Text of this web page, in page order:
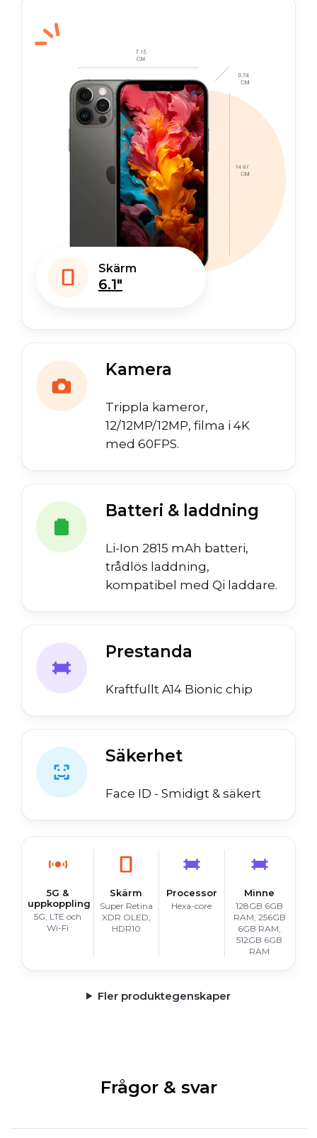
Skärm
6.1"
Kamera
Trippla kameror,
12/12MP/12MP, filma i 4K
med 60FPS.
Batteri & laddning
Li-Ion 2815 mAh batteri,
trådlös laddning,
kompatibel med Qi laddare.
Prestanda
Kraftfullt A14 Bionic chip
Säkerhet
Face ID - Smidigt & säkert
5G &
uppkoppling
5G, LTE och
Wi-Fi
Skärm
Super Retina
XDR OLED,
HDR10
Processor
Hexa-core
Minne
128GB 6GB
RAM, 256GB
6GB RAM,
512GB 6GB
RAM
Fler produktegenskaper
Frågor & svar